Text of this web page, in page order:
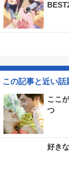
この記事と近い話
ここ
つ
好き